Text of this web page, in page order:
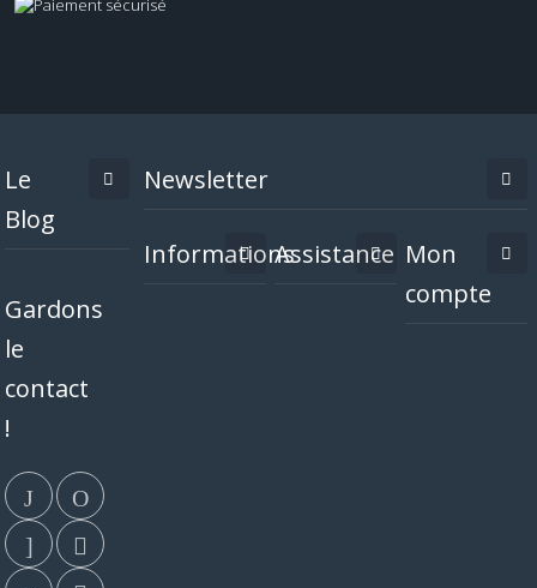
Le
Blog
Gardons
le
contact
!
Newsletter
InformationsAssistance Mon
compte